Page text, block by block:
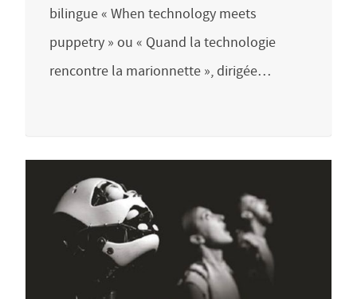
bilingue « When technology meets
puppetry » ou « Quand la technologie
rencontre la marionnette », dirigée…